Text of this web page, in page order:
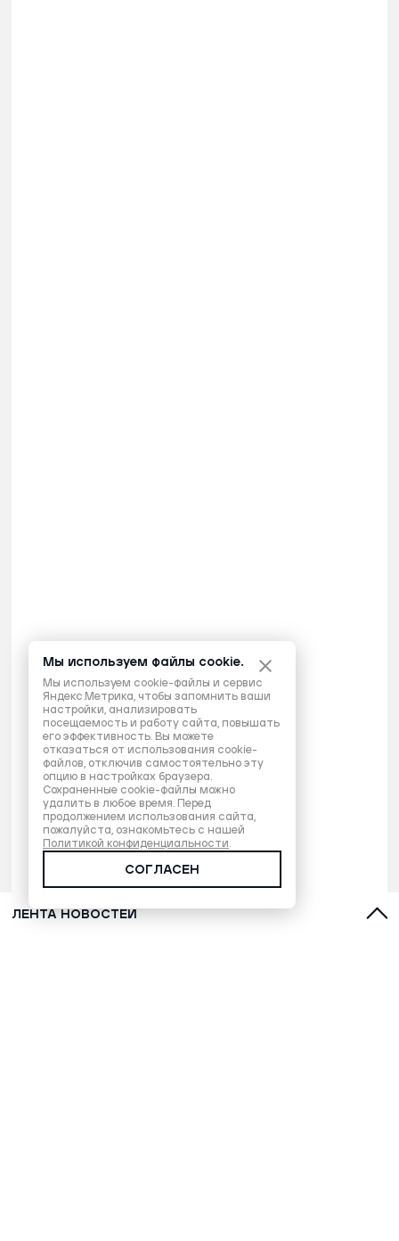
ЛЕНТА НОВОСТЕЙ
Мы используем файлы cookie.
Мы используем cookie-файлы и сервис
Яндекс.Метрика, чтобы запомнить ваши
настройки, анализировать
посещаемость и работу сайта, повышать
его эффективность. Вы можете
отказаться от использования cookie-
файлов, отключив самостоятельно эту
опцию в настройках браузера.
Сохраненные cookie-файлы можно
удалить в любое время. Перед
продолжением использования сайта,
пожалуйста, ознакомьтесь с нашей
Политикой конфиденциальности.
СОГЛАСЕН